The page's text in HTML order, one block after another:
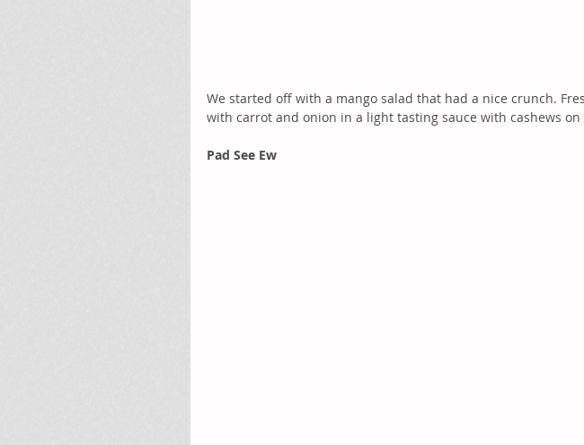
We started off with a mango salad that had a nice crunch.
with carrot and onion in a light tasting sauce with cashews on
Pad See Ew